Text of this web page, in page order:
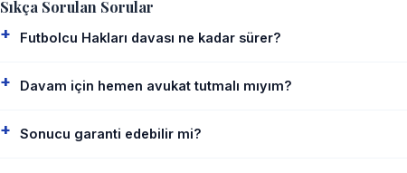
Sıkça Sorulan Sorular
Futbolcu Hakları davası ne kadar sürer?
Davam için hemen avukat tutmalı mıyım?
Sonucu garanti edebilir mi?